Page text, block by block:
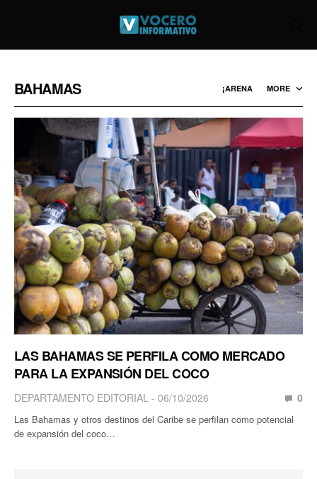
BAHAMAS ¡ARENA MORE
LAS BAHAMAS SE PERFILA COMO MERCADO
PARA LA EXPANSIÓN DEL COCO
DEPARTAMENTO EDITORIAL 06/10/2026 0
Las Bahamas y otros destinos del Caribe se perfilan como potencial
de expansión del coco…